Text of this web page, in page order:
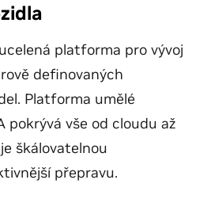
platforma pro vývoj
definovaných
Platforma umělé
pokrývá vše od cloudu až
škálovatelnou
přepravu.